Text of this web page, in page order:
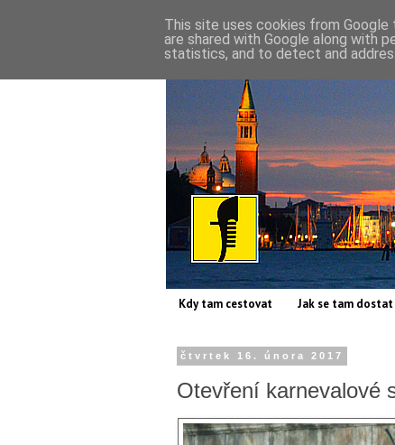
Kdy tam cestovat Jak se tam dostat
čtvrtek 16. února 2017
Otevření karnevalové
This site uses cookies from
are shared with Google along with
statistics, and to detect and